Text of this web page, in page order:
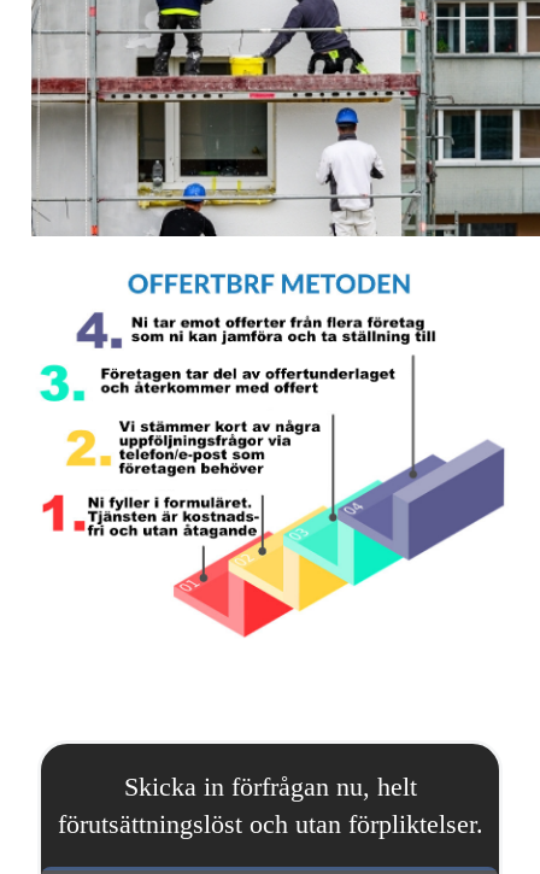
Skicka in förfrågan nu, helt
förutsättningslöst och utan förpliktelser.